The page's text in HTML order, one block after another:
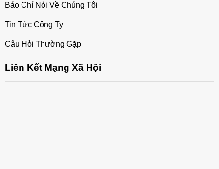
Báo Chí Nói Về Chúng Tôi
Tin Tức Công Ty
Câu Hỏi Thường Gặp
Liên Kết Mạng Xã Hội